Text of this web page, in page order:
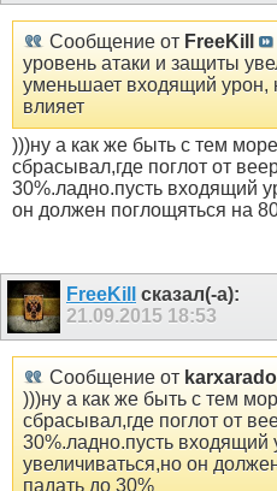
Сообщение от FreeKill
уровень атаки и защиты
уменьшает входящий урон,
влияет
)))ну а как же быть с тем
сбрасывал,где поглот от
30%.ладно.пусть входящий
он должен поглощяться на
FreeKill
сказал(-а):
21.09.2015 18:53
Сообщение от
)))ну а как же быть с тем
сбрасывал,где поглот от
30%.ладно.пусть входящий
увеличиваться,но он
падать до 30%